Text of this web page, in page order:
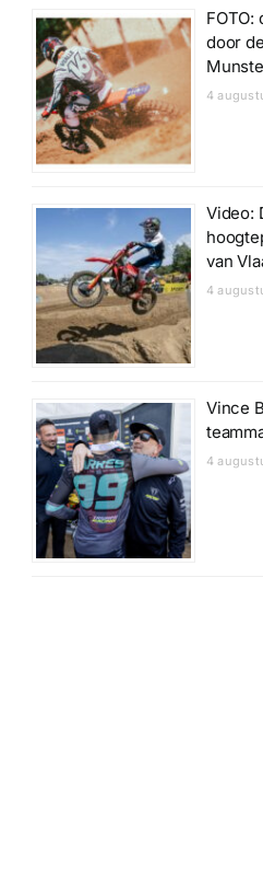
FOTO:
door
4
Video:
van
4
Vince
4